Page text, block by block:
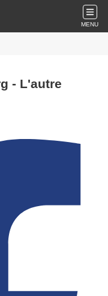
MENU
- L'autre